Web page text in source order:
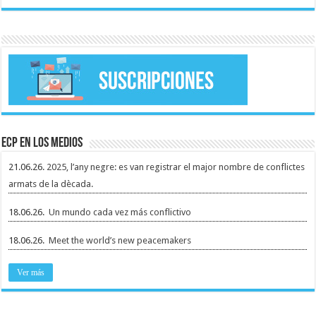
ECP en los medios
21.06.26. 2025, l’any negre: es van registrar el major nombre de conflictes
armats de la dècada.
18.06.26.Un mundo cada vez más conflictivo
18.06.26.Meet the world’s new peacemakers
Ver más